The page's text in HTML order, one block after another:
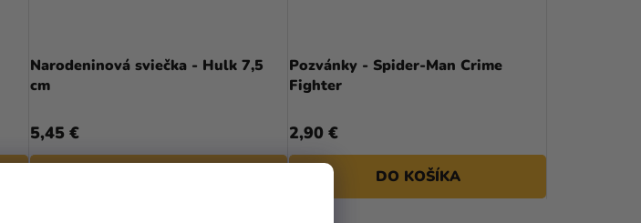
Narodeninová sviečka - Hulk 7,5
cm
5,45 €
Pozvánky - Spider-Man Crime
Fighter
2,90 €
DO KOŠÍKA